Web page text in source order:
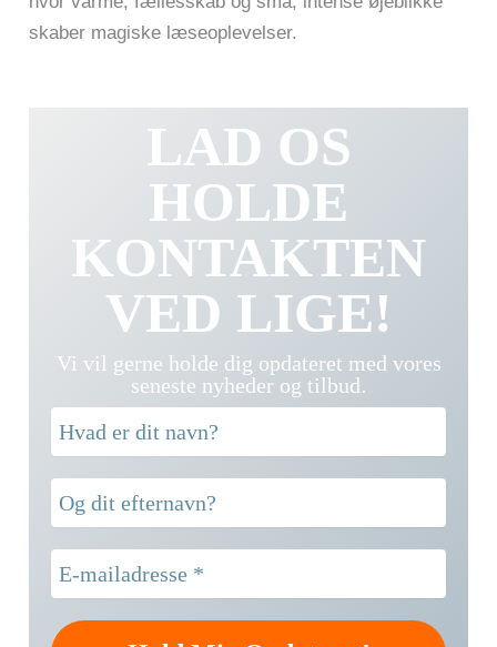
skaber magiske læseoplevelser.
LAD OS
HOLDE
KONTAKTEN
VED LIGE!
Vi vil gerne holde dig opdateret med vores
seneste nyheder og tilbud.